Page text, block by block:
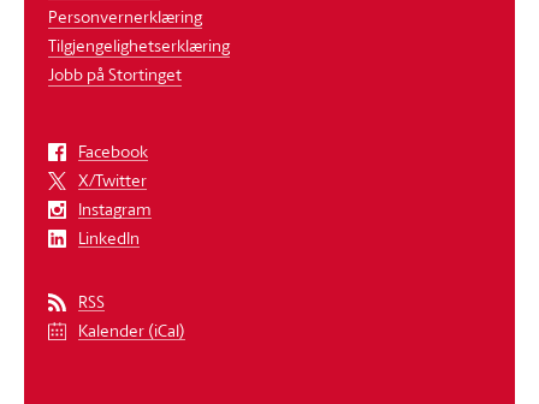
Personvernerklæring
Tilgjengelighetserklæring
Jobb på Stortinget
Facebook
X/Twitter
Instagram
LinkedIn
RSS
Kalender (iCal)